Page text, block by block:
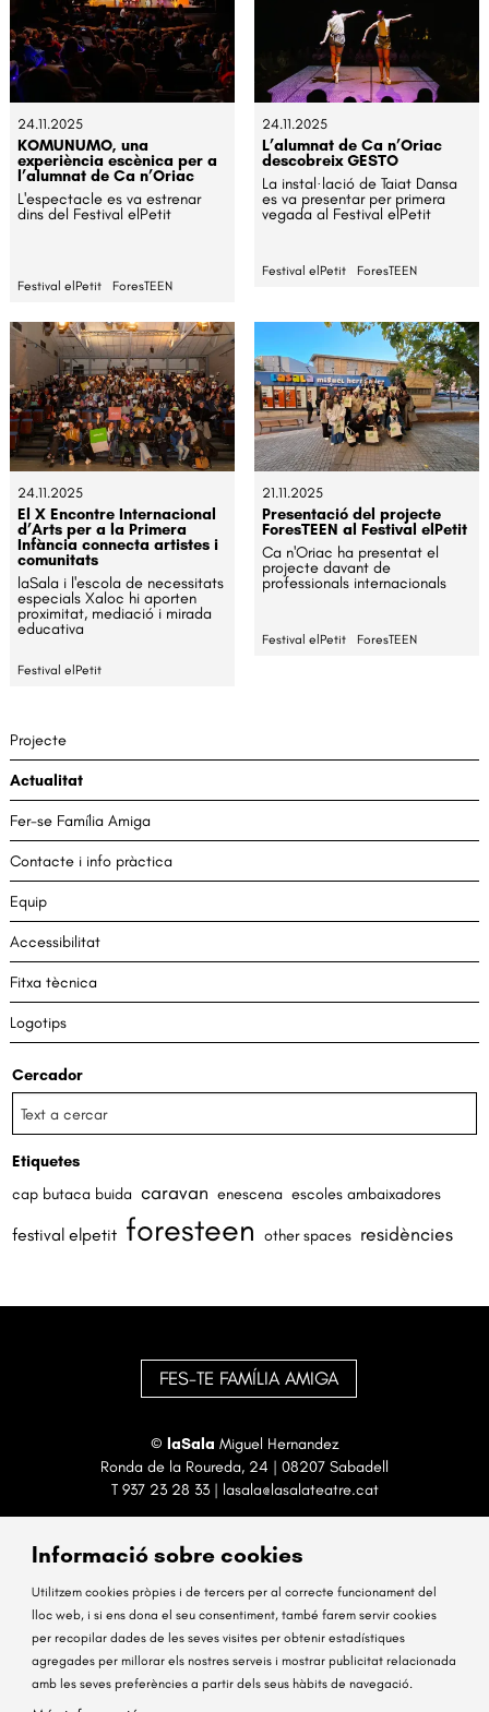
24.11.2025
KOMUNUMO, una
experiència escènica per a
l’alumnat de Ca n’Oriac
L'espectacle es va estrenar
dins del Festival elPetit
Festival elPetit ForesTEEN
24.11.2025
L’alumnat de Ca n’Oriac
descobreix GESTO
La instal·lació de Taiat Dansa
es va presentar per primera
vegada al Festival elPetit
Festival elPetit ForesTEEN
24.11.2025
El X Encontre Internacional
d’Arts per a la Primera
Infància connecta artistes i
comunitats
laSala i l'escola de necessitats
especials Xaloc hi aporten
proximitat, mediació i mirada
educativa
Festival elPetit
21.11.2025
Presentació del projecte
ForesTEEN al Festival elPetit
Ca n'Oriac ha presentat el
projecte davant de
professionals internacionals
Festival elPetit ForesTEEN
Projecte
Actualitat
Fer-se Família Amiga
Contacte i info pràctica
Equip
Accessibilitat
Fitxa tècnica
Logotips
Cercador
Etiquetes
cap butaca buida caravan enescena escoles ambaixadores
festival elpetit foresteen other spaces residències
FES-TE FAMÍLIA AMIGA
© laSala Miguel Hernandez
Ronda de la Roureda, 24 | 08207 Sabadell
T 937 23 28 33| lasala@lasalateatre.cat
Sitemap Avís Legal Ús de Cookies Contactar
Link a instagram
Link a facebook
Informació sobre cookies
Utilitzem cookies pròpies i de tercers per al correcte funcionament del
lloc web, i si ens dona el seu consentiment, també farem servir cookies
per recopilar dades de les seves visites per obtenir estadístiques
agregades per millorar els nostres serveis i mostrar publicitat relacionada
amb les seves preferències a partir dels seus hàbits de navegació.